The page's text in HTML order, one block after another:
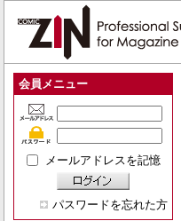
会員メニュー
メールアドレスを記憶
パスワードを忘れた方